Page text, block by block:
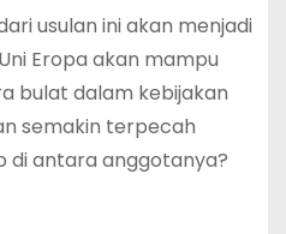
usulan ini akan menjadi
Eropa akan mampu
bulat dalam kebijakan
semakin terpecah
di antara anggotanya?